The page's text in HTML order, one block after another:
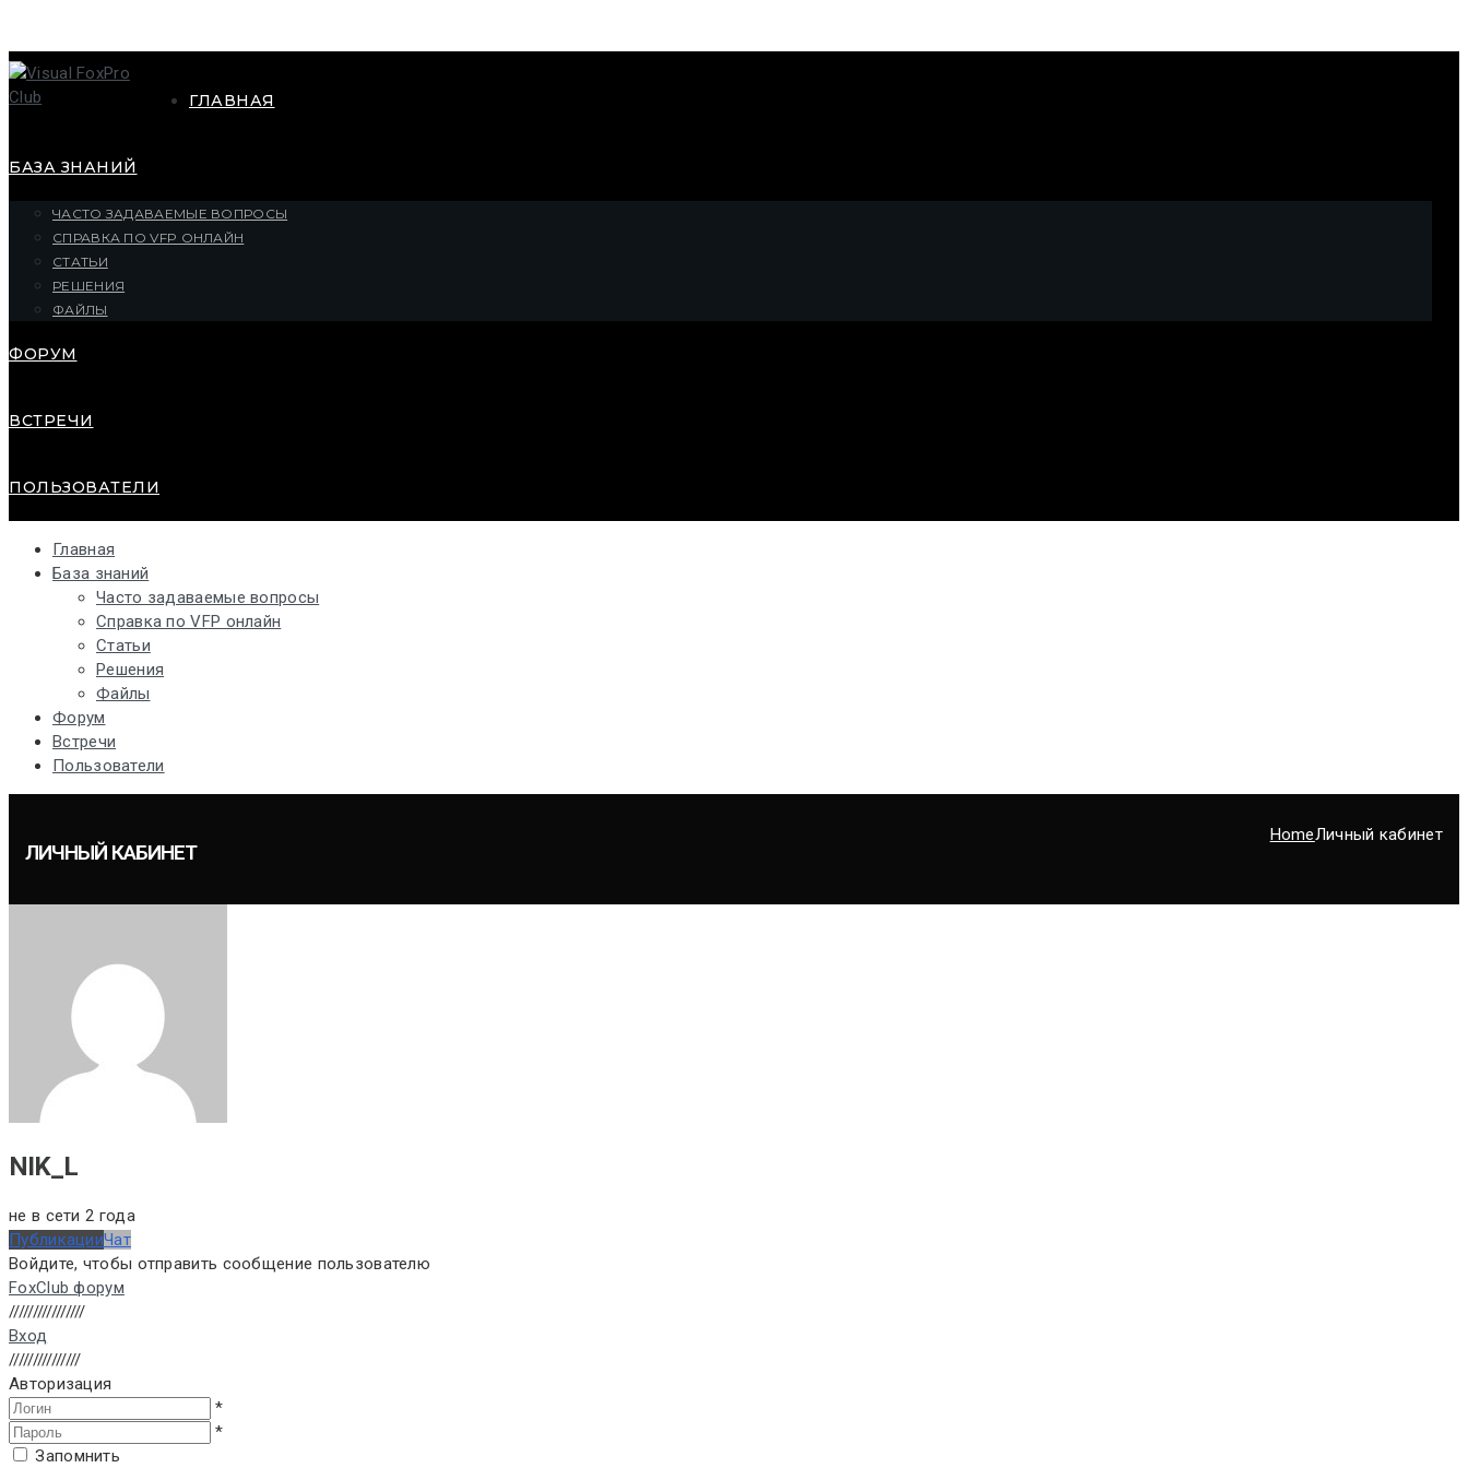
ГЛАВНАЯ
БАЗА ЗНАНИЙ
ЧАСТО ЗАДАВАЕМЫЕ ВОПРОСЫ
СПРАВКА ПО VFP ОНЛАЙН
СТАТЬИ
РЕШЕНИЯ
ФАЙЛЫ
ФОРУМ
ВСТРЕЧИ
ПОЛЬЗОВАТЕЛИ
Главная
База знаний
Часто задаваемые вопросы
Справка по VFP онлайн
Статьи
Решения
Файлы
Форум
Встречи
Пользователи
HomeЛичный кабинет
ЛИЧНЫЙ КАБИНЕТ
NIK_L
не в сети 2 года
ПубликацииЧат
Войдите, чтобы отправить сообщение пользователю
FoxClub форум
////////////////
Вход
///////////////
Авторизация
*
*
Запомнить